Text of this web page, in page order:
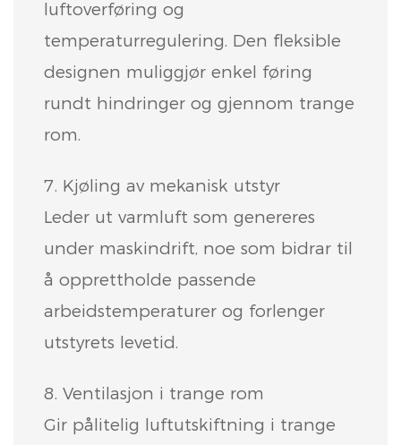
luftoverføring og
temperaturregulering. Den fleksible
designen muliggjør enkel føring
rundt hindringer og gjennom trange
rom.
7. Kjøling av mekanisk utstyr
Leder ut varmluft som genereres
under maskindrift, noe som bidrar til
å opprettholde passende
arbeidstemperaturer og forlenger
utstyrets levetid.
8. Ventilasjon i trange rom
Gir pålitelig luftutskiftning i trange